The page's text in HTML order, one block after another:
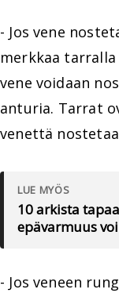
- Jos vene
merkkaa
vene voidaan
anturia. Tarrat
venettä
LUE MYÖS
10 arkista
epävarmuus
- Jos veneen